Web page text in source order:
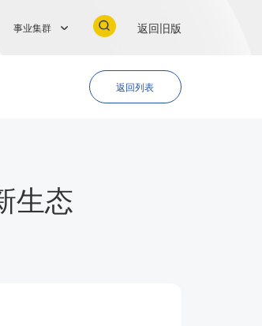
事业集群 返回旧版
返回列表
生态